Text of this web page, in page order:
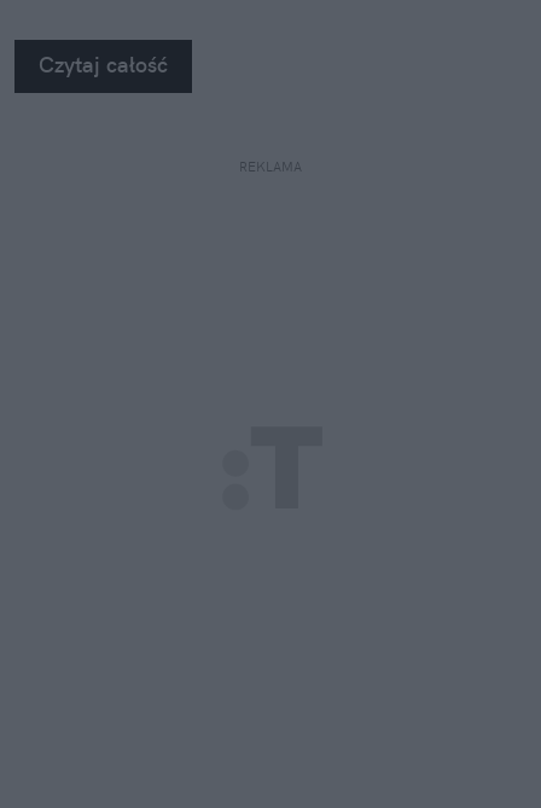
jak pięć kosmetyków z linii Neuro Adapt marki
Clochee może pomóc skórze odzyskać równowagę.
Czytaj całość
REKLAMA